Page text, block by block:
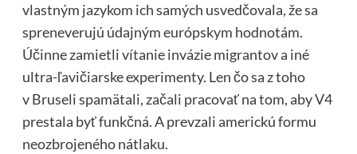
vlastným jazykom ich samých usvedčovala, že sa
spreneverujú údajným európskym hodnotám.
Účinne zamietli vítanie invázie migrantov a iné
ultra-ľavičiarske experimenty. Len čo sa z toho
v Bruseli spamätali, začali pracovať na tom, aby V4
prestala byť funkčná. A prevzali americkú formu
neozbrojeného nátlaku.